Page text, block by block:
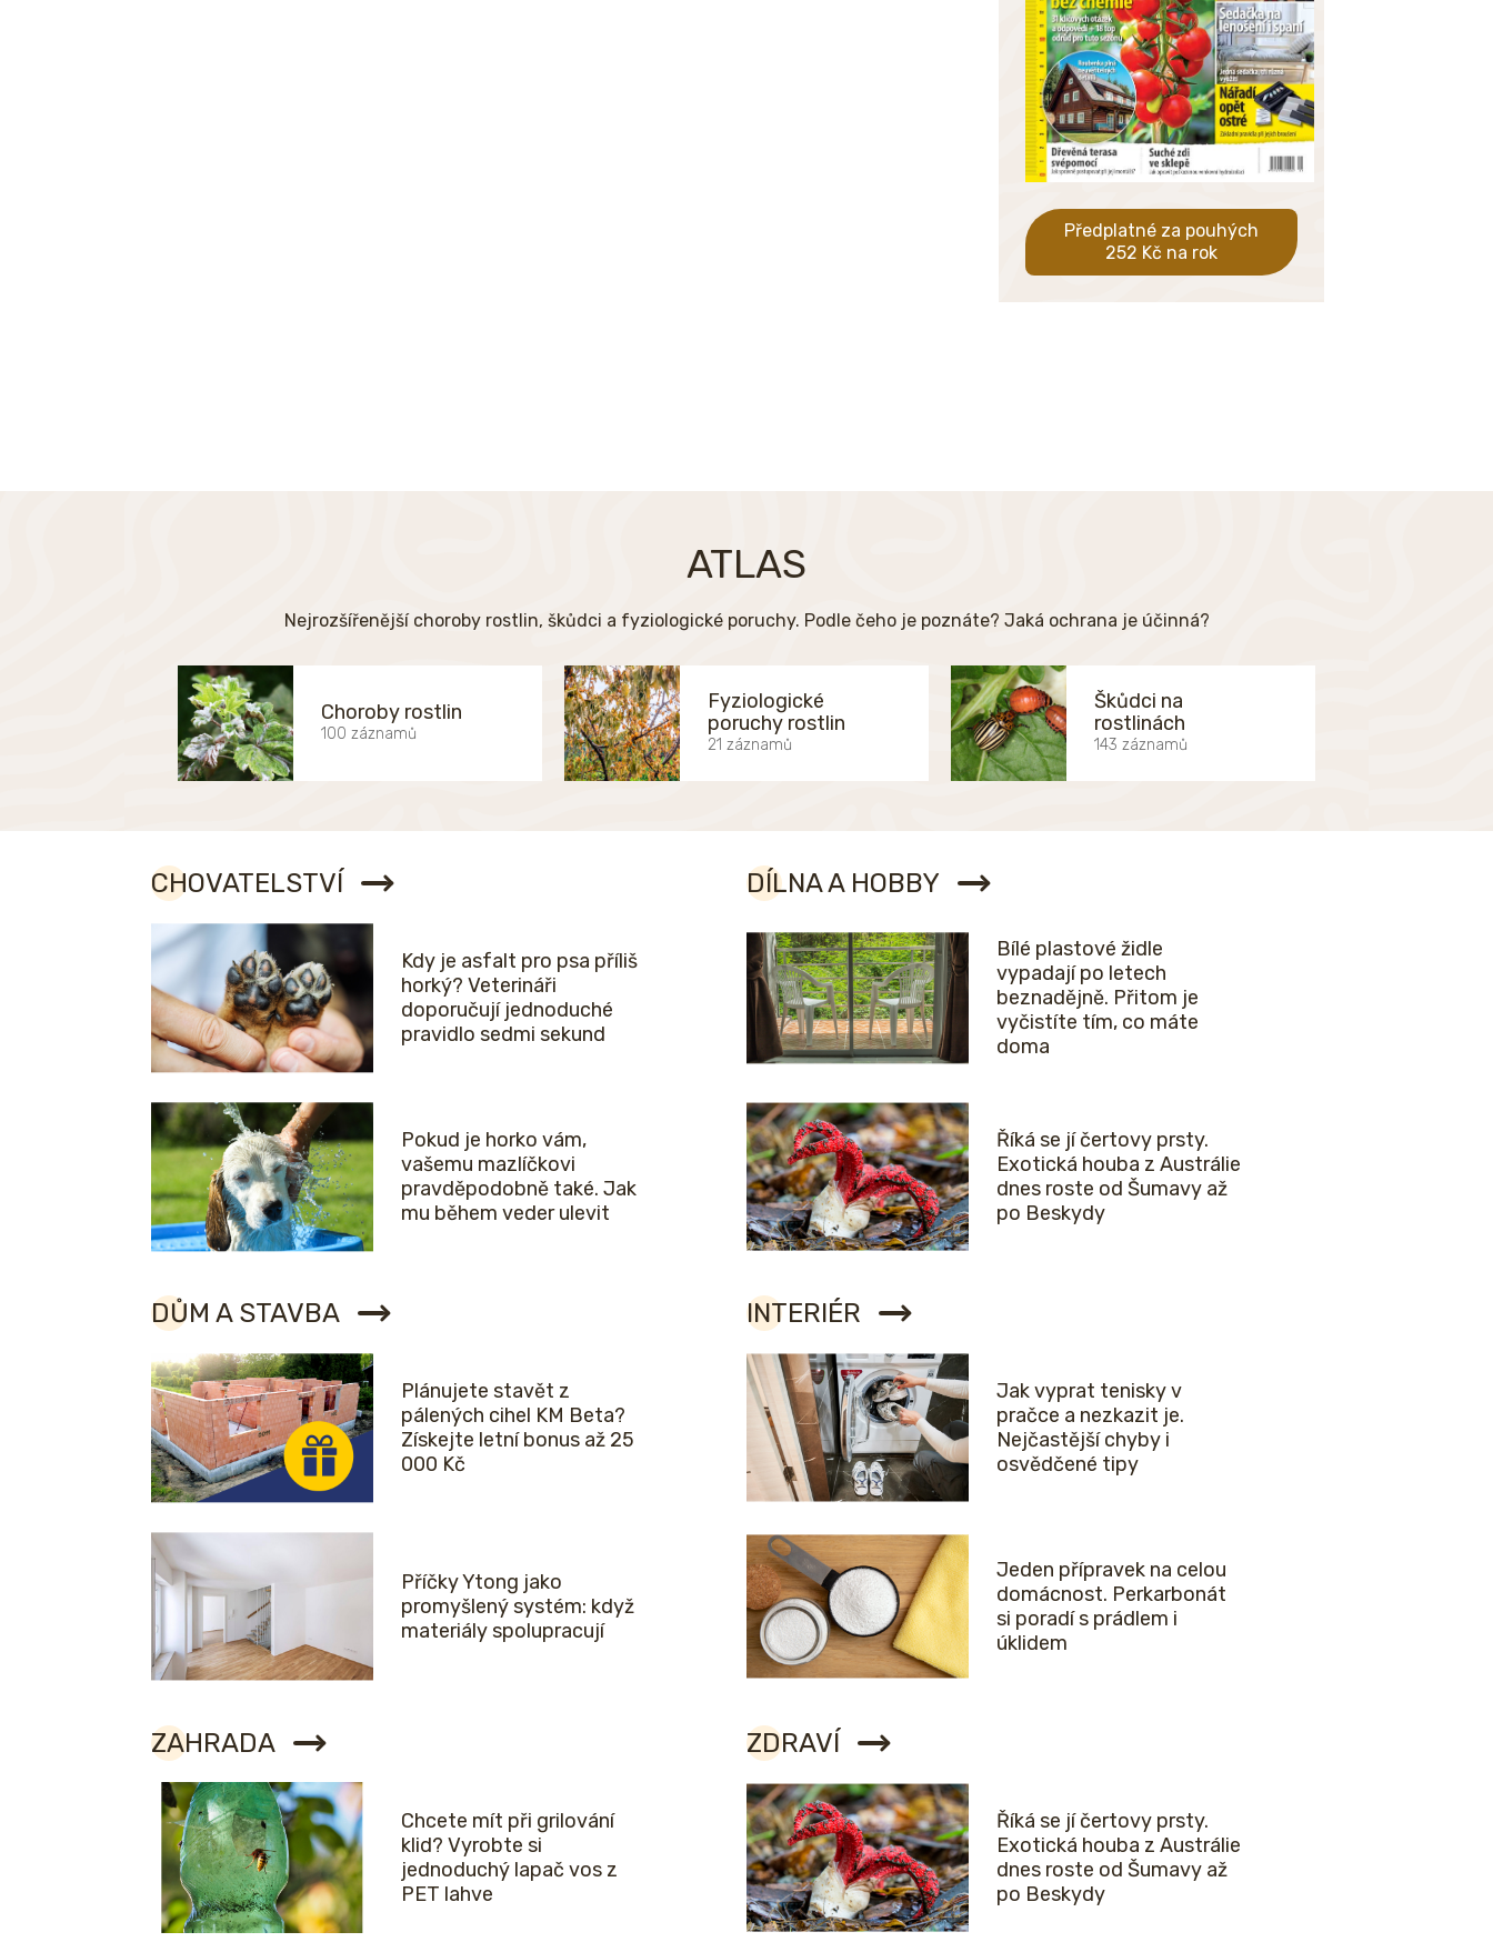
Předplatné za pouhých
252 Kč na rok
ATLAS
Nejrozšířenější choroby rostlin, škůdci a fyziologické poruchy. Podle čeho je poznáte? Jaká ochrana je účinná?
Choroby rostlin
100 záznamů
Fyziologické
poruchy rostlin
21 záznamů
Škůdci na
rostlinách
143 záznamů
CHOVATELSTVÍ
Kdy je asfalt pro psa příliš
horký? Veterináři
doporučují jednoduché
pravidlo sedmi sekund
Pokud je horko vám,
vašemu mazlíčkovi
pravděpodobně také. Jak
mu během veder ulevit
DÍLNA A HOBBY
Bílé plastové židle
vypadají po letech
beznadějně. Přitom je
vyčistíte tím, co máte
doma
Říká se jí čertovy prsty.
Exotická houba z Austrálie
dnes roste od Šumavy až
po Beskydy
DŮM A STAVBA
Plánujete stavět z
pálených cihel KM Beta?
Získejte letní bonus až 25
000 Kč
Příčky Ytong jako
promyšlený systém: když
materiály spolupracují
INTERIÉR
Jak vyprat tenisky v
pračce a nezkazit je.
Nejčastější chyby i
osvědčené tipy
Jeden přípravek na celou
domácnost. Perkarbonát
si poradí s prádlem i
úklidem
ZAHRADA
Chcete mít při grilování
klid? Vyrobte si
jednoduchý lapač vos z
PET lahve
ZDRAVÍ
Říká se jí čertovy prsty.
Exotická houba z Austrálie
dnes roste od Šumavy až
po Beskydy